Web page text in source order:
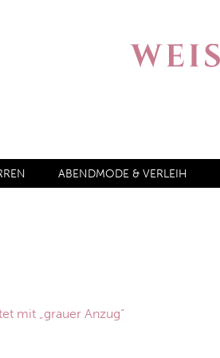
ABENDMODE & VERLEIH
mit „grauer Anzug“